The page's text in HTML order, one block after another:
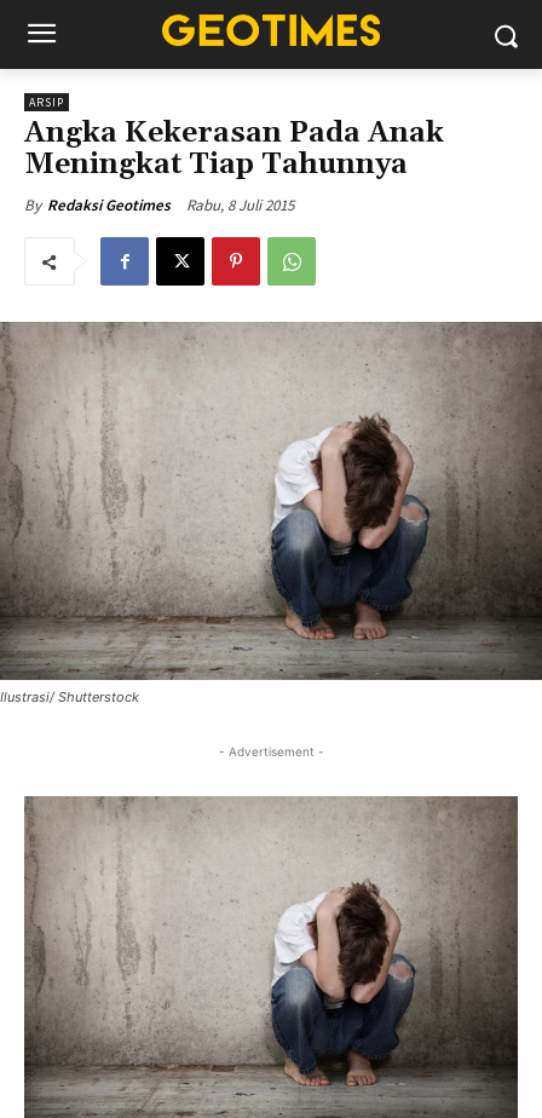
ARSIP
Angka Kekerasan Pada Anak
Meningkat Tiap Tahunnya
By Redaksi Geotimes Rabu, 8 Juli 2015
Ilustrasi/ Shutterstock
- Advertisement -